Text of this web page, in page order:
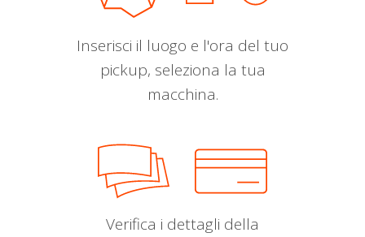
Inserisci il luogo e l'ora del tuo
pickup, seleziona la tua
macchina.
Verifica i dettagli della